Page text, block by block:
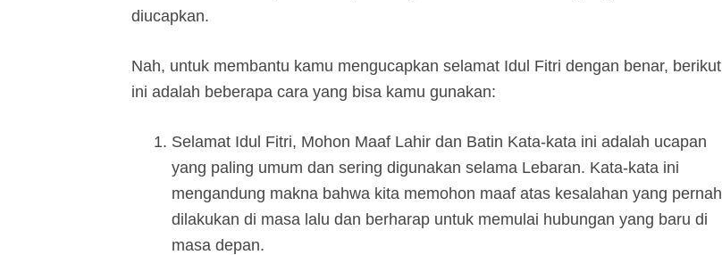
diucapkan.
Nah, untuk membantu kamu mengucapkan selamat Idul Fitri dengan benar, berikut
ini adalah beberapa cara yang bisa kamu gunakan:
Selamat Idul Fitri, Mohon Maaf Lahir dan Batin Kata-kata ini adalah ucapan
yang paling umum dan sering digunakan selama Lebaran. Kata-kata ini
mengandung makna bahwa kita memohon maaf atas kesalahan yang pernah
dilakukan di masa lalu dan berharap untuk memulai hubungan yang baru di
masa depan.